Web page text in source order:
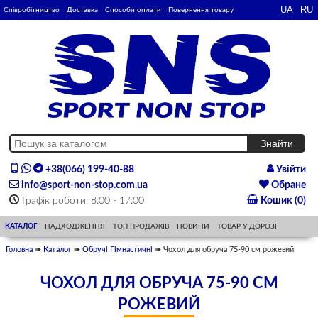
Співробітництво Доставка Способи оплати Повернення товару
+38(066) 199-40-88
info@sport-non-stop.com.ua
Графік роботи: 8:00 - 17:00
Увійти
Обране
Кошик (0)
КАТАЛОГ НАДХОДЖЕННЯ ТОП ПРОДАЖІВ НОВИНИ ТОВАР У ДОРОЗІ
Головна ➠ Каталог ➠ Обручі Гімнастичні ➠ Чохол для обруча 75-90 см рожевий
ЧОХОЛ ДЛЯ ОБРУЧА 75-90 СМ
РОЖЕВИЙ